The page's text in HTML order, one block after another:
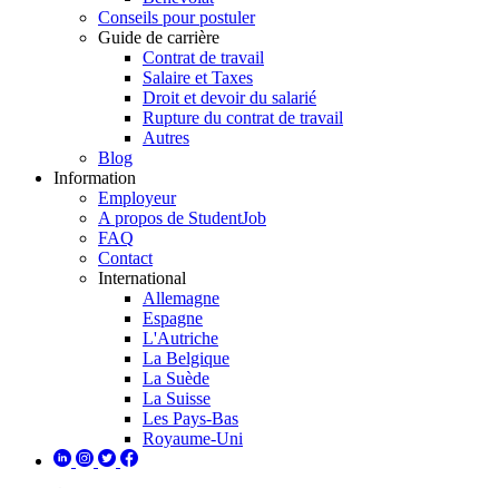
Conseils pour postuler
Guide de carrière
Contrat de travail
Salaire et Taxes
Droit et devoir du salarié
Rupture du contrat de travail
Autres
Blog
Information
Employeur
A propos de StudentJob
FAQ
Contact
International
Allemagne
Espagne
L'Autriche
La Belgique
La Suède
La Suisse
Les Pays-Bas
Royaume-Uni